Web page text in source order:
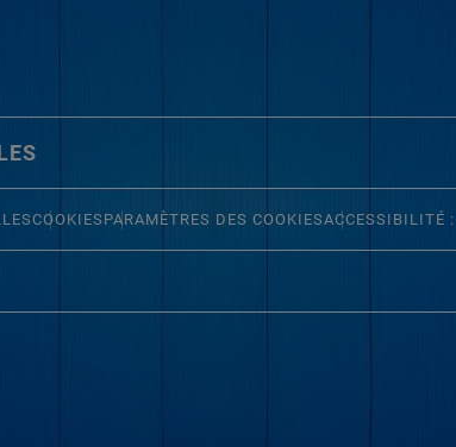
COOKIES PARAMÈTRES DES COOKIESACCESSIBILITÉ